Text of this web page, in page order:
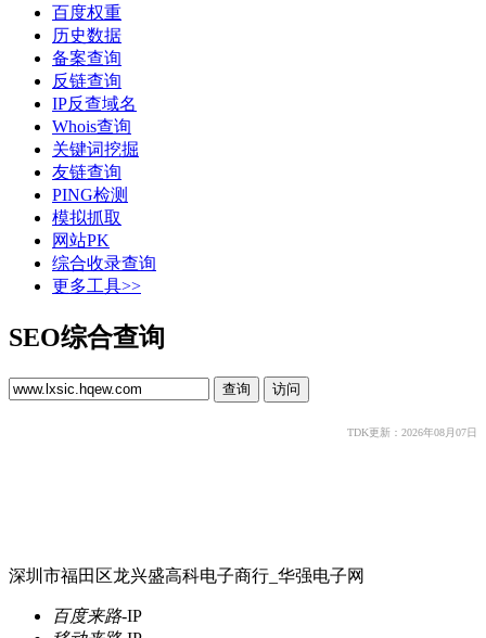
百度权重
历史数据
备案查询
反链查询
IP反查域名
Whois查询
关键词挖掘
友链查询
PING检测
模拟抓取
网站PK
综合收录查询
更多工具>>
SEO综合查询
TDK更新：2026年08月07日
深圳市福田区龙兴盛高科电子商行_华强电子网
百度来路-IP